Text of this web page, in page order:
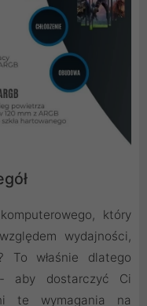
który
wydajności,
To właśnie dlatego
- aby dostarczyć Ci
te wymagania na